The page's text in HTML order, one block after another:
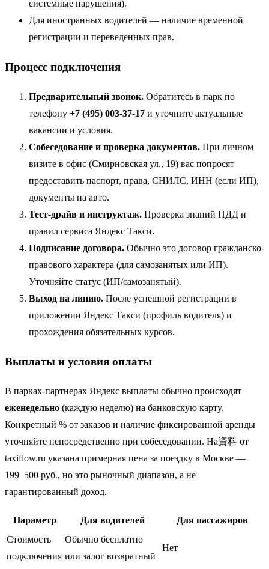
системные нарушения).
Для иностранных водителей — наличие временной
регистрации и переведенных прав.
Процесс подключения
Предварительный звонок. Обратитесь в парк по
телефону +7 (495) 003-37-17 и уточните актуальные
вакансии и условия.
Собеседование и проверка документов. При личном
визите в офис (Смирновская ул., 19) вас попросят
предоставить паспорт, права, СНИЛС, ИНН (если ИП),
документы на авто.
Тест-драйв и инструктаж. Проверка знаний ПДД и
правил сервиса Яндекс Такси.
Подписание договора. Обычно это договор гражданско-
правового характера (для самозанятых или ИП).
Уточняйте статус (ИП/самозанятый).
Выход на линию. После успешной регистрации в
приложении Яндекс Такси (профиль водителя) и
прохождения обязательных курсов.
Выплаты и условия оплаты
В парках-партнерах Яндекс выплаты обычно происходят
еженедельно (каждую неделю) на банковскую карту.
Конкретный % от заказов и наличие фиксированной аренды
уточняйте непосредственно при собеседовании. На資料 от
taxiflow.ru указана примерная цена за поездку в Москве —
199–500 руб., но это рыночный диапазон, а не
гарантированный доход.
Параметр Для водителей
Для пассажиров
Стоимость
подключения
Обычно бесплатно
или залог возвратный
Нет